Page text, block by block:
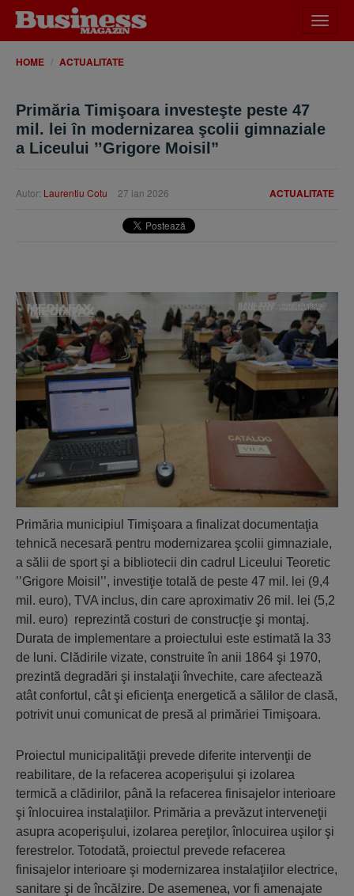
meniu
HOME ACTUALITATE
Primăria Timişoara investeşte peste 47
mil. lei în modernizarea şcolii gimnaziale
a Liceului ’’Grigore Moisil”
ACTUALITATE
Autor: Laurentiu Cotu 27 ian 2026
Primăria municipiul Timişoara a finalizat documentaţia
tehnică necesară pentru modernizarea şcolii gimnaziale,
a sălii de sport şi a bibliotecii din cadrul Liceului Teoretic
’’Grigore Moisil’’, investiţie totală de peste 47 mil. lei (9,4
mil. euro), TVA inclus, din care aproximativ 26 mil. lei (5,2
mil. euro) reprezintă costuri de construcţie şi montaj.
Durata de implementare a proiectului este estimată la 33
de luni. Clădirile vizate, construite în anii 1864 şi 1970,
prezintă degradări şi instalaţii învechite, care afectează
atât confortul, cât şi eficienţa energetică a sălilor de clasă,
potrivit unui comunicat de presă al primăriei Timişoara.
Proiectul municipalităţii prevede diferite intervenţii de
reabilitare, de la refacerea acoperişului şi izolarea
termică a clădirilor, până la refacerea finisajelor interioare
şi înlocuirea instalaţiilor. Primăria a prevăzut interveneţii
asupra acoperişului, izolarea pereţilor, înlocuirea uşilor şi
ferestrelor. Totodată, proiectul prevede refacerea
finisajelor interioare şi modernizarea instalaţiilor electrice,
sanitare şi de încălzire. De asemenea, vor fi amenajate